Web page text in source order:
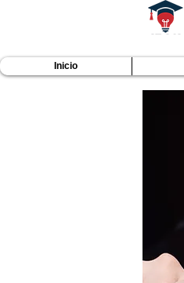
Inicio